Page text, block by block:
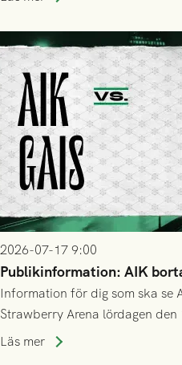
2026-07-17 9:00
Publikinformation: AIK
Information för dig som ska se
Strawberry Arena lördagen
Läs mer